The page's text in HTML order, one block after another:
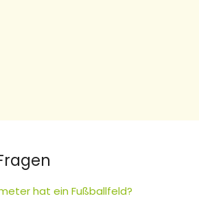
hat ein Fußballfeld?